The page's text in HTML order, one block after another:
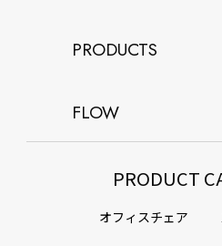
PRODUCTS
FLOW
PRODUCT
オフィスチェア